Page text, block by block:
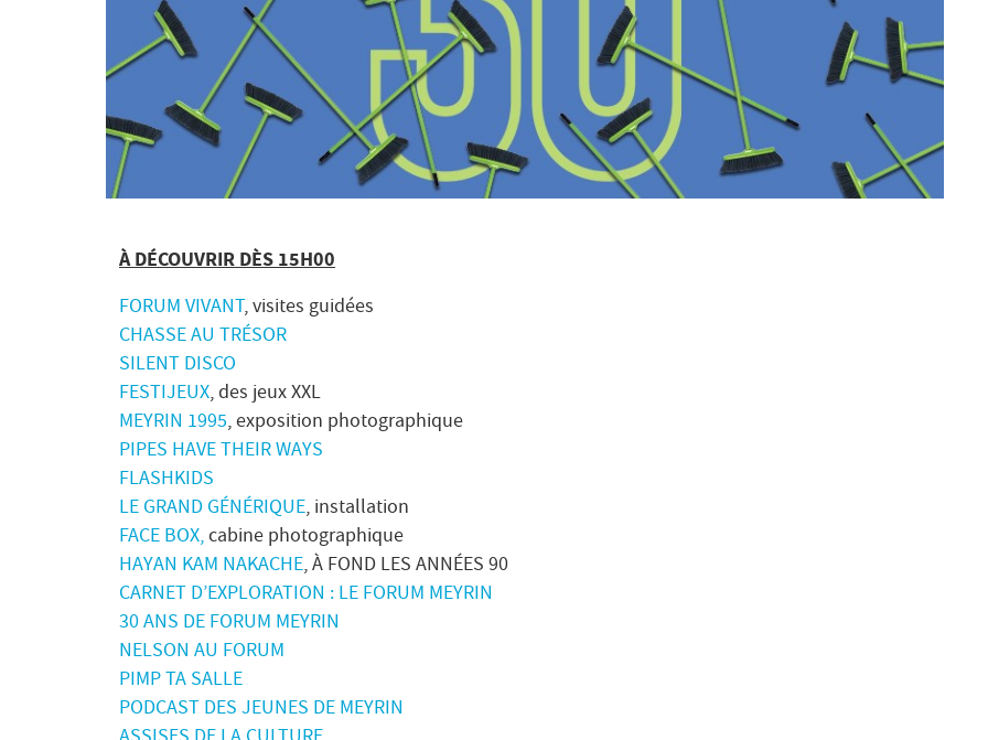
À DÉCOUVRIR DÈS 15H00
FORUM VIVANT, visites guidées
CHASSE AU TRÉSOR
SILENT DISCO
FESTIJEUX, des jeux XXL
MEYRIN 1995, exposition photographique
PIPES HAVE THEIR WAYS
FLASHKIDS
LE GRAND GÉNÉRIQUE, installation
FACE BOX,cabine photographique
HAYAN KAM NAKACHE, À FOND LES ANNÉES 90
CARNET D’EXPLORATION : LE FORUM MEYRIN
30 ANS DE FORUM MEYRIN
NELSON AU FORUM
PIMP TA SALLE
PODCAST DES JEUNES DE MEYRIN